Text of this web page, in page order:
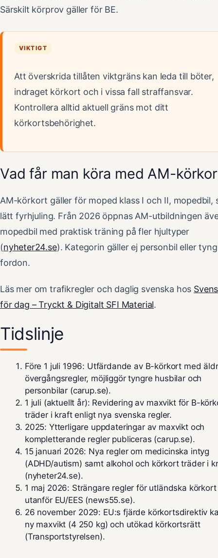
Särskilt körprov gäller för BE.
VIKTIGT
Att överskrida tillåten viktgräns kan leda till böter,
indraget körkort och i vissa fall straffansvar.
Kontrollera alltid aktuell gräns mot ditt
körkortsbehörighet.
Vad får man köra med AM-
AM-körkort gäller för moped klass I och II, mopedbil,
lätt fyrhjuling. Från 2026 öppnas AM-utbildningen
mopedbil med praktisk träning på fler hjultyper
(nyheter24.se). Kategorin gäller ej personbil eller
fordon.
Läs mer om trafikregler och daglig svenska hos
för dag – Tryckt & Digitalt SFI Material.
Tidslinje
Före 1 juli 1996: Utfärdande av B-körkort med
övergångsregler, möjliggör tyngre husbilar och
personbilar (carup.se).
1 juli (aktuellt år): Revidering av maxvikt för B-
träder i kraft enligt nya svenska regler.
2025: Ytterligare uppdateringar av maxvikt och
kompletterande regler publiceras (carup.se).
15 januari 2026: Nya regler om medicinska intyg
(ADHD/autism) samt alkohol och körkort träder i
(nyheter24.se).
1 maj 2026: Strängare regler för utländska körkort
utanför EU/EES (news55.se).
26 november 2029: EU:s fjärde körkortsdirektiv
ny maxvikt (4 250 kg) och utökad körkortsrätt
(Transportstyrelsen).